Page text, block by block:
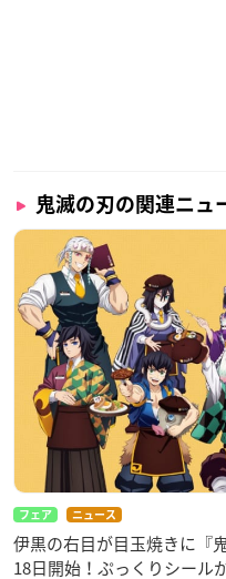
鬼滅の刃の関連ニュ
フェア ニュース
伊黒の右目が目玉焼きに『
18日開始！ぷっくりシール